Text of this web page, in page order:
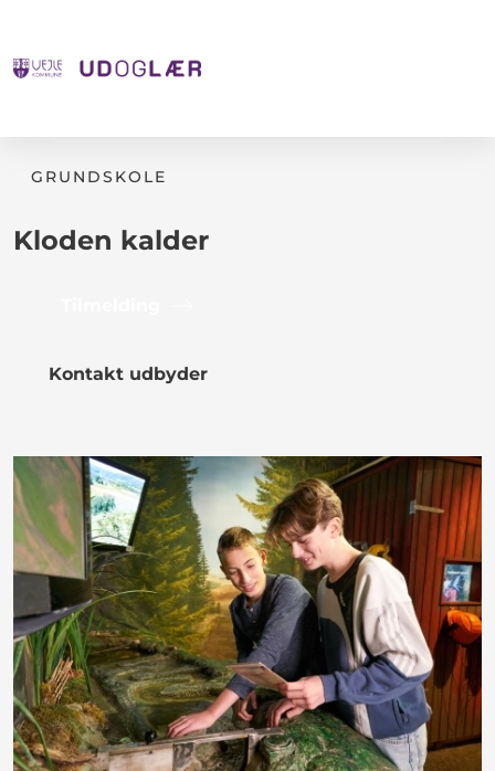
GRUNDSKOLE
Kloden kalder
Kontakt udbyder